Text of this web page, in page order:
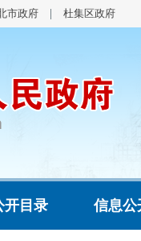
市政府 杜集区政府
开目录 信息公